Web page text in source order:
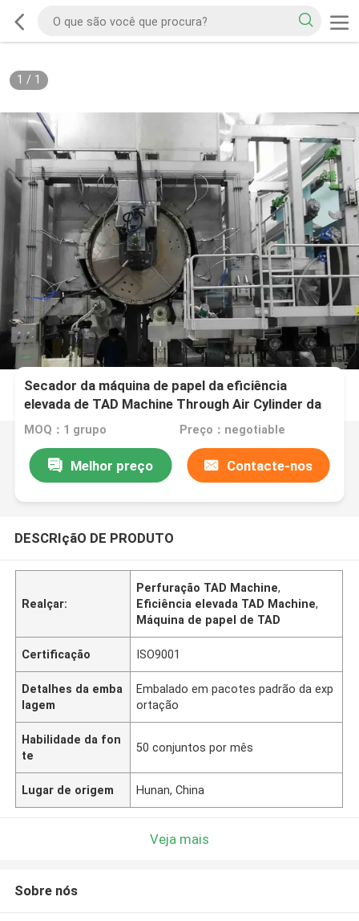
1 / 1
Secador da máquina de papel da eficiência
elevada de TAD Machine Through Air Cylinder da
perfuração
MOQ：1 grupo Preço：negotiable
Melhor preço Contacte-nos
DESCRIçãO DE PRODUTO
Realçar:
Perfuração TAD Machine,
Eficiência elevada TAD Machine,
Máquina de papel de TAD
Certificação ISO9001
Detalhes da emba
lagem
Embalado em pacotes padrão da exp
ortação
Habilidade da fon
te
50 conjuntos por mês
Lugar de origem Hunan, China
Veja mais
Sobre nós